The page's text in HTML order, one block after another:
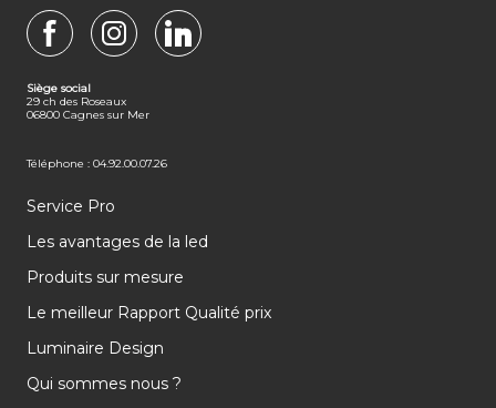
Siège social
29 ch des Roseaux
06800 Cagnes sur Mer
Téléphone : 04.92.00.07.26
Service Pro
Les avantages de la led
Produits sur mesure
Le meilleur Rapport Qualité prix
Luminaire Design
Qui sommes nous ?